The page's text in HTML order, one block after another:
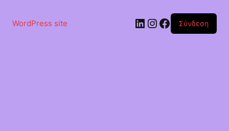
περιεχόμενο
WordPress site Linkedin
Instagram
Facebook
Σύνδεση